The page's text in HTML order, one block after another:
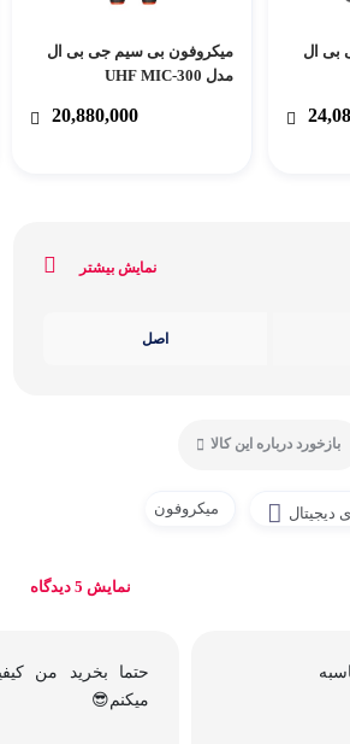
بی ال
میکروفون بی سیم جی بی ال
مدل UHF MIC-300
20,880,000
نمایش بیشتر
اصل
بازخورد درباره این کالا
دیجیتال میکروفون
نمایش 5 دیدگاه
حتما بخرید من
میکنم😎